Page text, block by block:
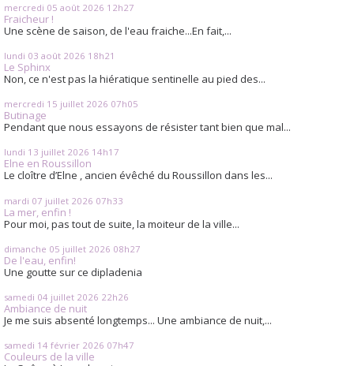
mercredi 05 août 2026 12h27
Fraicheur !
Une scène de saison, de l'eau fraiche...En fait,...
lundi 03 août 2026 18h21
Le Sphinx
Non, ce n'est pas la hiératique sentinelle au pied des...
mercredi 15 juillet 2026 07h05
Butinage
Pendant que nous essayons de résister tant bien que mal...
lundi 13 juillet 2026 14h17
Elne en Roussillon
Le cloître d’Elne , ancien évêché du Roussillon dans les...
mardi 07 juillet 2026 07h33
La mer, enfin !
Pour moi, pas tout de suite, la moiteur de la ville...
dimanche 05 juillet 2026 08h27
De l'eau, enfin!
Une goutte sur ce dipladenia
samedi 04 juillet 2026 22h26
Ambiance de nuit
Je me suis absenté longtemps... Une ambiance de nuit,...
samedi 14 février 2026 07h47
Couleurs de la ville